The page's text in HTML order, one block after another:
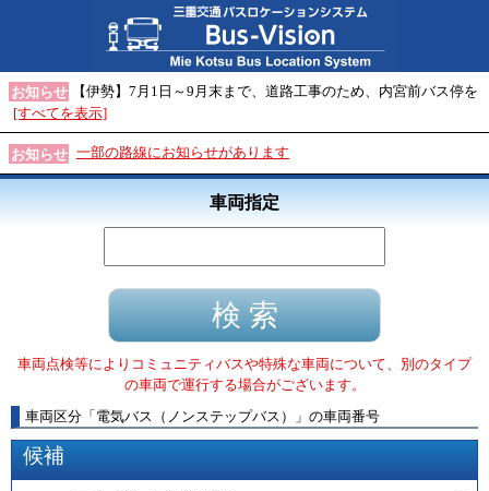
お知らせ
【伊勢】7月1日～9月末まで、道路工事のため、内宮前バス停を
[すべてを表示]
お知らせ 一部の路線にお知らせがあります
車両指定
車両点検等によりコミュニティバスや特殊な車両について、別のタイプ
の車両で運行する場合がございます。
車両区分 「 電気バス（ノンステップバス） 」 の車両番号
候補